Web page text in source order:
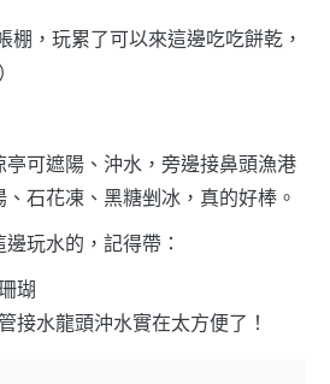
，玩累了可以來這邊吃吃餅乾，
亭可遮陽、沖水，旁邊接鼻頭漁港
石花凍、黑糖剉冰，真的好棒。
玩水的，記得帶：
瑚
接水龍頭沖水實在太方便了！